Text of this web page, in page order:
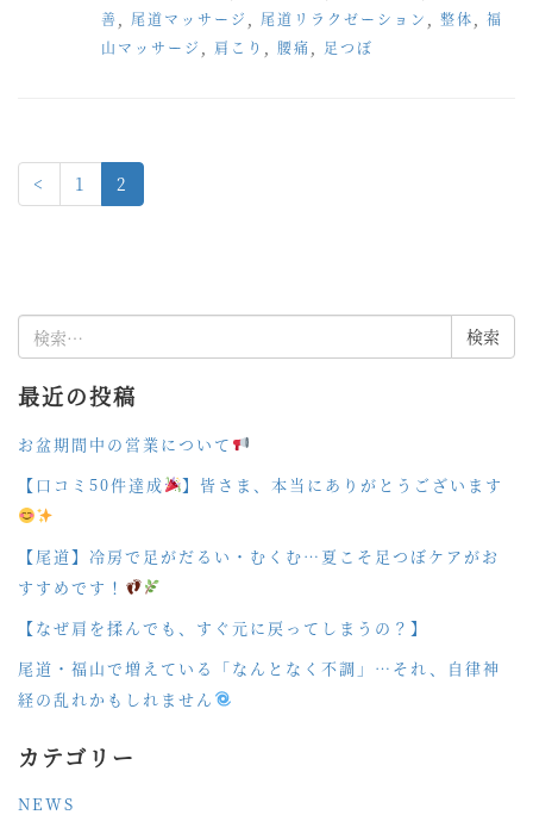
善
尾道マッサージ 尾道リラクゼーション 整体
福
山マッサージ
肩こり 腰痛 足つぼ
< 1 2
索:
最近の投稿
お盆期間中の営業について
【口コミ50件達成
】皆さま、本当にありがとうございます
【尾道】冷房で足がだるい・むくむ…夏こそ足つぼケアがお
すすめです！
【なぜ肩を揉んでも、すぐ元に戻ってしまうの？】
尾道・福山で増えている「なんとなく不調」…それ、自律神
経の乱れかもしれません
カテゴリー
NEWS